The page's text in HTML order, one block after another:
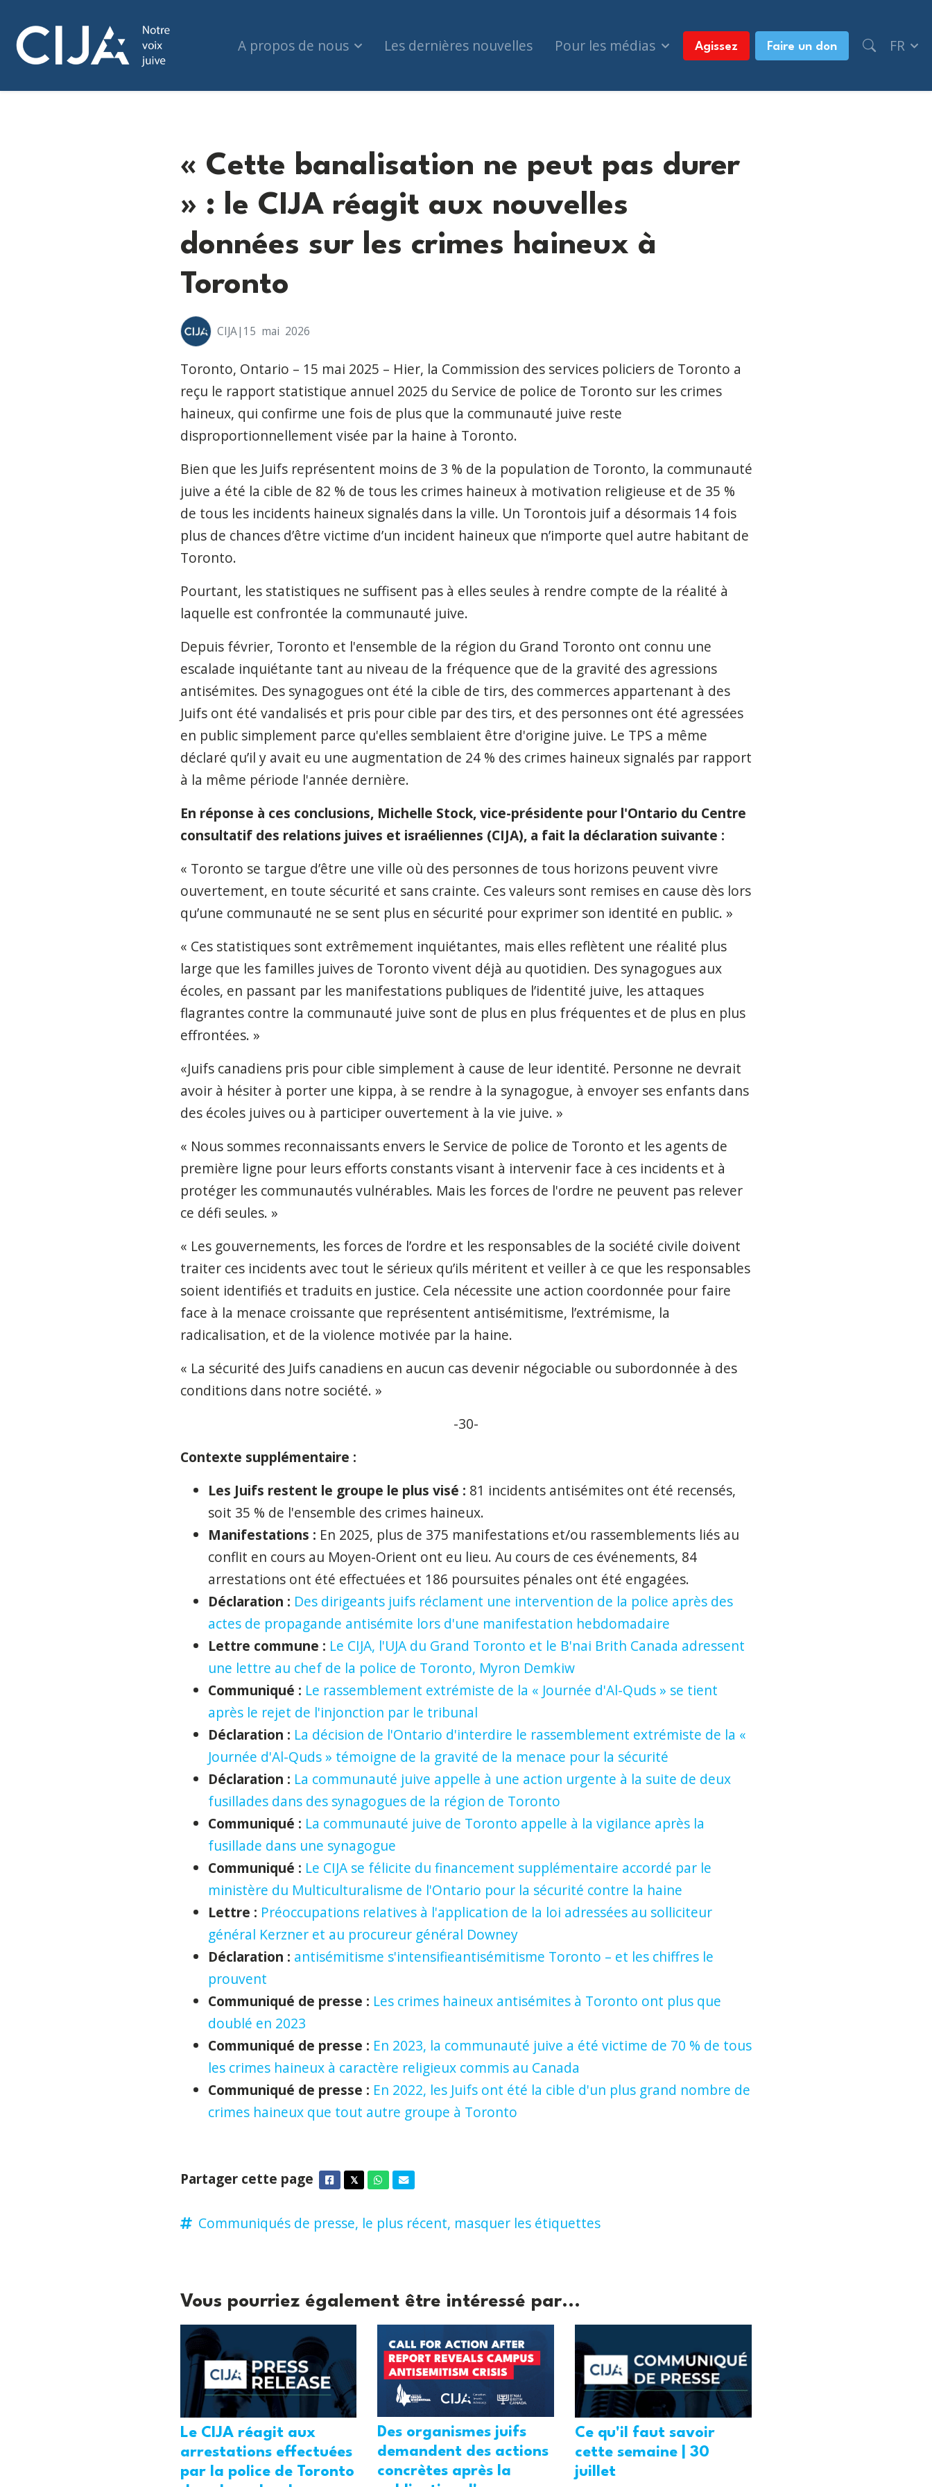
A propos de nous Les dernières nouvelles Pour les médias Agissez Faire un don FR
« Cette banalisation ne peut pas durer
» : le CIJA réagit aux nouvelles
données sur les crimes haineux à
Toronto
CIJA|15 mai 2026
Toronto, Ontario – 15 mai 2025 – Hier, la Commission des services policiers de Toronto a
reçu le rapport statistique annuel 2025 du Service de police de Toronto sur les crimes
haineux, qui confirme une fois de plus que la communauté juive reste
disproportionnellement visée par la haine à Toronto.
Bien que les Juifs représentent moins de 3 % de la population de Toronto, la communauté
juive a été la cible de 82 % de tous les crimes haineux à motivation religieuse et de 35 %
de tous les incidents haineux signalés dans la ville. Un Torontois juif a désormais 14 fois
plus de chances d’être victime d’un incident haineux que n’importe quel autre habitant de
Toronto.
Pourtant, les statistiques ne suffisent pas à elles seules à rendre compte de la réalité à
laquelle est confrontée la communauté juive.
Depuis février, Toronto et l'ensemble de la région du Grand Toronto ont connu une
escalade inquiétante tant au niveau de la fréquence que de la gravité des agressions
antisémites. Des synagogues ont été la cible de tirs, des commerces appartenant à des
Juifs ont été vandalisés et pris pour cible par des tirs, et des personnes ont été agressées
en public simplement parce qu'elles semblaient être d'origine juive. Le TPS a même
déclaré qu’il y avait eu une augmentation de 24 % des crimes haineux signalés par rapport
à la même période l'année dernière.
En réponse à ces conclusions, Michelle Stock, vice-présidente pour l'Ontario du Centre
consultatif des relations juives et israéliennes (CIJA), a fait la déclaration suivante :
« Toronto se targue d’être une ville où des personnes de tous horizons peuvent vivre
ouvertement, en toute sécurité et sans crainte. Ces valeurs sont remises en cause dès lors
qu’une communauté ne se sent plus en sécurité pour exprimer son identité en public. »
« Ces statistiques sont extrêmement inquiétantes, mais elles reflètent une réalité plus
large que les familles juives de Toronto vivent déjà au quotidien. Des synagogues aux
écoles, en passant par les manifestations publiques de l’identité juive, les attaques
flagrantes contre la communauté juive sont de plus en plus fréquentes et de plus en plus
effrontées. »
«Juifs canadiens pris pour cible simplement à cause de leur identité. Personne ne devrait
avoir à hésiter à porter une kippa, à se rendre à la synagogue, à envoyer ses enfants dans
des écoles juives ou à participer ouvertement à la vie juive. »
« Nous sommes reconnaissants envers le Service de police de Toronto et les agents de
première ligne pour leurs efforts constants visant à intervenir face à ces incidents et à
protéger les communautés vulnérables. Mais les forces de l'ordre ne peuvent pas relever
ce défi seules. »
« Les gouvernements, les forces de l’ordre et les responsables de la société civile doivent
traiter ces incidents avec tout le sérieux qu’ils méritent et veiller à ce que les responsables
soient identifiés et traduits en justice. Cela nécessite une action coordonnée pour faire
face à la menace croissante que représentent antisémitisme, l’extrémisme, la
radicalisation, et de la violence motivée par la haine.
« La sécurité des Juifs canadiens en aucun cas devenir négociable ou subordonnée à des
conditions dans notre société. »
-30-
Contexte supplémentaire :
Les Juifs restent le groupe le plus visé : 81 incidents antisémites ont été recensés,
soit 35 % de l'ensemble des crimes haineux.
Manifestations : En 2025, plus de 375 manifestations et/ou rassemblements liés au
conflit en cours au Moyen-Orient ont eu lieu. Au cours de ces événements, 84
arrestations ont été effectuées et 186 poursuites pénales ont été engagées.
Déclaration : Des dirigeants juifs réclament une intervention de la police après des
actes de propagande antisémite lors d'une manifestation hebdomadaire
Lettre commune : Le CIJA, l'UJA du Grand Toronto et le B'nai Brith Canada adressent
une lettre au chef de la police de Toronto, Myron Demkiw
Communiqué : Le rassemblement extrémiste de la « Journée d'Al-Quds » se tient
après le rejet de l'injonction par le tribunal
Déclaration : La décision de l'Ontario d'interdire le rassemblement extrémiste de la «
Journée d'Al-Quds » témoigne de la gravité de la menace pour la sécurité
Déclaration : La communauté juive appelle à une action urgente à la suite de deux
fusillades dans des synagogues de la région de Toronto
Communiqué : La communauté juive de Toronto appelle à la vigilance après la
fusillade dans une synagogue
Communiqué : Le CIJA se félicite du financement supplémentaire accordé par le
ministère du Multiculturalisme de l'Ontario pour la sécurité contre la haine
Lettre : Préoccupations relatives à l'application de la loi adressées au solliciteur
général Kerzner et au procureur général Downey
Déclaration : antisémitisme s'intensifieantisémitisme Toronto – et les chiffres le
prouvent
Communiqué de presse : Les crimes haineux antisémites à Toronto ont plus que
doublé en 2023
Communiqué de presse : En 2023, la communauté juive a été victime de 70 % de tous
les crimes haineux à caractère religieux commis au Canada
Communiqué de presse : En 2022, les Juifs ont été la cible d'un plus grand nombre de
crimes haineux que tout autre groupe à Toronto
Partager cette page Facebook
𝕏TwitterWhatsappCourriel
Communiqués de presse, le plus récent, masquer les étiquettes
Vous pourriez également être intéressé par...
Le CIJA réagit aux
arrestations effectuées
par la police de Toronto
Des organismes juifs
demandent des actions
concrètes après la
Ce qu'il faut savoir
cette semaine | 30
juillet